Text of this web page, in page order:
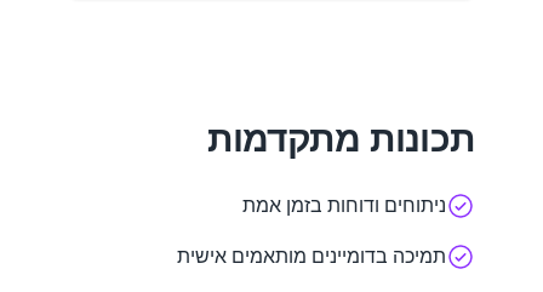
תכונות מתקדמות
ניתוחים ודוחות בזמן אמת
תמיכה בדומיינים מותאמים אישית